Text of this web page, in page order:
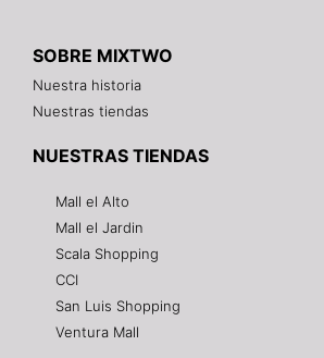
SOBRE MIXTWO
Nuestra historia
Nuestras tiendas
NUESTRAS TIENDAS
Mall el Alto
Mall el Jardin
Scala Shopping
CCI
San Luis Shopping
Ventura Mall